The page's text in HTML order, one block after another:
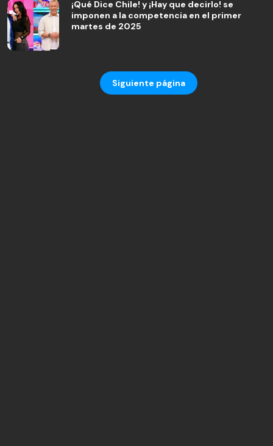
¡Qué Dice Chile! y ¡Hay que decirlo! se
imponen a la competencia en el primer
martes de 2025
Siguiente página